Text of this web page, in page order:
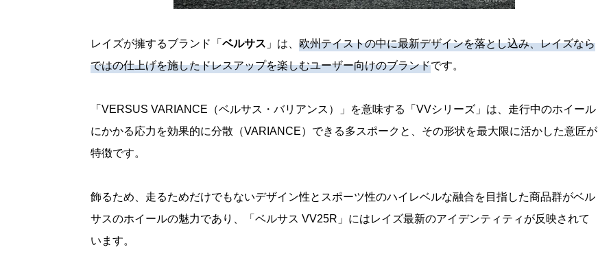
レイズが擁するブランド「 ベルサス 」は、 欧州テイストの中に最新デザインを落とし込み、レイズなら
ではの仕上げを施したドレスアップを楽しむユーザー向けのブランドです。
「VERSUS VARIANCE（ベルサス・バリアンス）」を意味する「VVシリーズ」は、走行中のホイール
にかかる応力を効果的に分散（VARIANCE）できる多スポークと、その形状を最大限に活かした意匠が
特徴です。
飾るため、走るためだけでもないデザイン性とスポーツ性のハイレベルな融合を目指した商品群がベル
サスのホイールの魅力であり、「ベルサス VV25R」にはレイズ最新のアイデンティティが反映されて
います。